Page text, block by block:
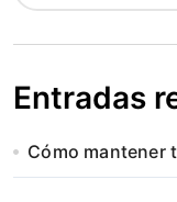
Entradas
Cómo mantener